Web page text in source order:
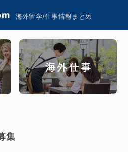
海外留学/仕事情報まとめ
集